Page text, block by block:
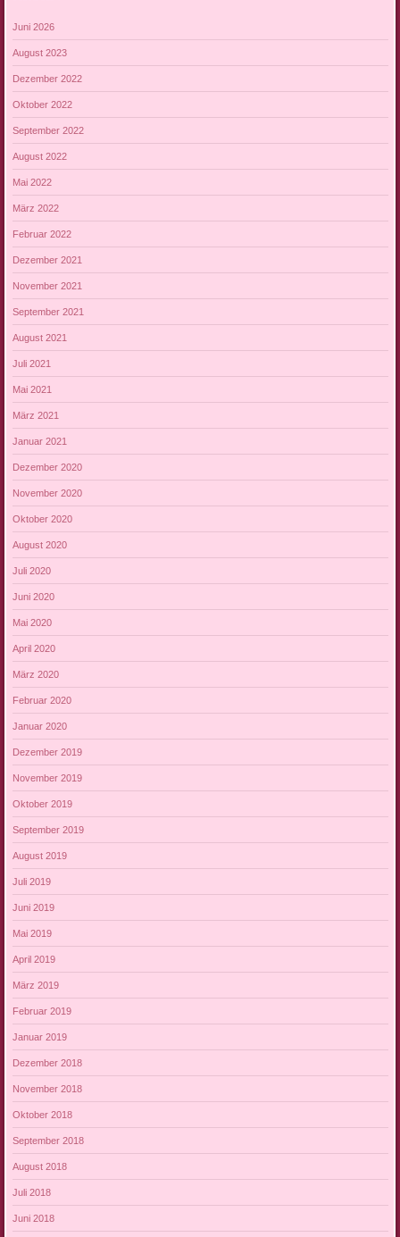
Juni 2026
August 2023
Dezember 2022
Oktober 2022
September 2022
August 2022
Mai 2022
März 2022
Februar 2022
Dezember 2021
November 2021
September 2021
August 2021
Juli 2021
Mai 2021
März 2021
Januar 2021
Dezember 2020
November 2020
Oktober 2020
August 2020
Juli 2020
Juni 2020
Mai 2020
April 2020
März 2020
Februar 2020
Januar 2020
Dezember 2019
November 2019
Oktober 2019
September 2019
August 2019
Juli 2019
Juni 2019
Mai 2019
April 2019
März 2019
Februar 2019
Januar 2019
Dezember 2018
November 2018
Oktober 2018
September 2018
August 2018
Juli 2018
Juni 2018